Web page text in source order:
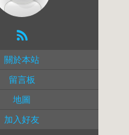
關於本站
留言板
地圖
加入好友